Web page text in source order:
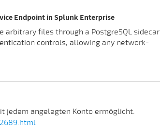
Endpoint in Splunk Enterprise
arbitrary files through a PostgreSQL sidecar
controls, allowing any network-
jedem angelegten Konto ermöglicht.